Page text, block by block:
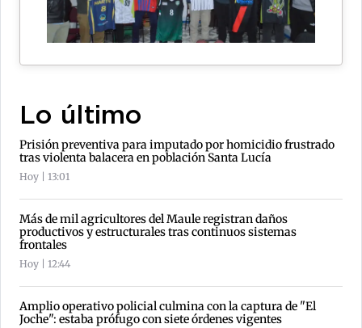
Lo último
Prisión preventiva para imputado por homicidio frustrado
tras violenta balacera en población Santa Lucía
Hoy | 13:01
Más de mil agricultores del Maule registran daños
productivos y estructurales tras continuos sistemas
frontales
Hoy | 12:44
Amplio operativo policial culmina con la captura de "El
Joche": estaba prófugo con siete órdenes vigentes